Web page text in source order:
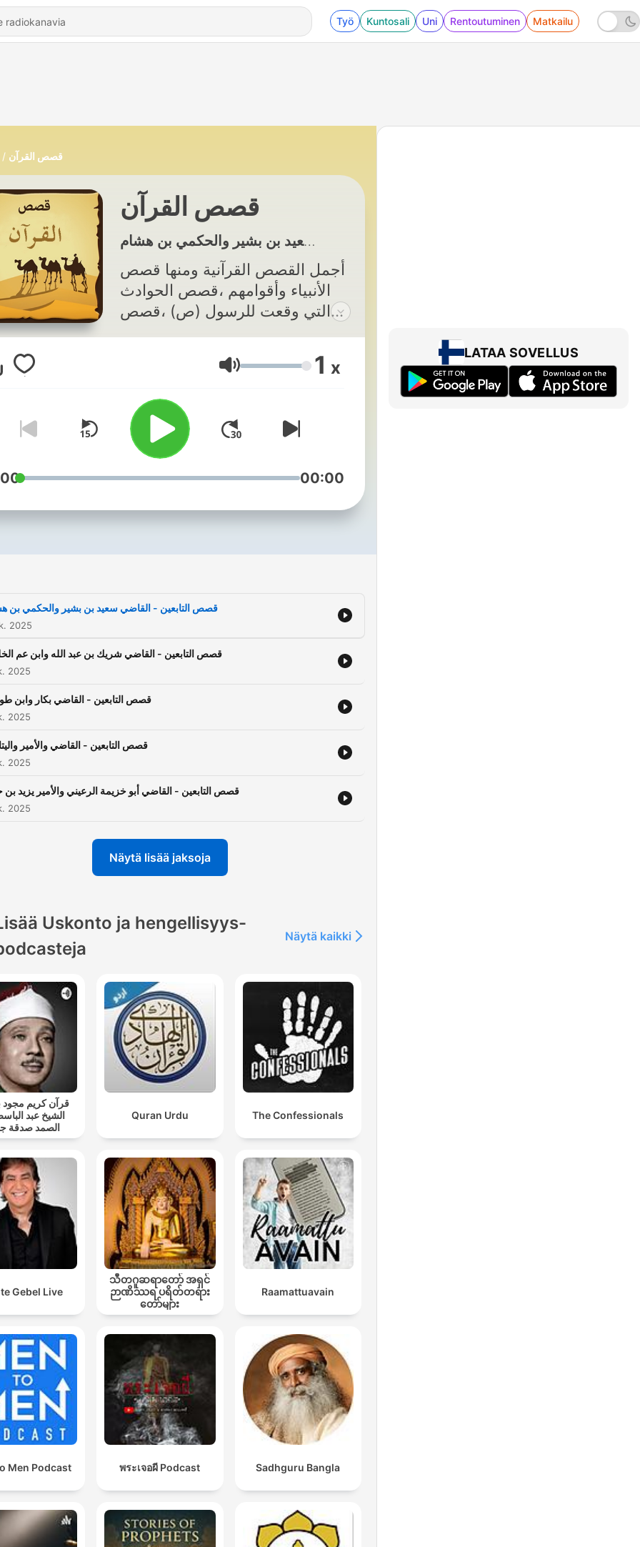
Työ Kuntosali Uni Rentoutuminen Matkailu
قصص القرآن
قصص القرآن
أجمل القصص القرآنية ومنها قصص
الأنبياء وأقوامهم ،قصص الحوادث
التي وقعت للرسول (ص) ،قصص
تليها قصص العديد من التابعين
وقفوها في مختلف العصور
اللهم اجعل لنا بها عظة وعبرة
Äänenvoimakkuus
1 x
00:00
قصص التابعين - القاضي سعيد بن بشير والحكمي بن
2025
قصص التابعين - القاضي شريك بن عبد الله وابن عم
2025
قصص التابعين - القاضي بكار وابن
2025
قصص التابعين - القاضي والأمير
2025
قصص التابعين - القاضي أبو خزيمة الرعيني والأمير يزيد بن
2025
Näytä lisää jaksoja
Uskonto ja hengellisyys-
Näytä kaikki
قرآن كريم
الشيخ عبد
الصمد صدقة
Quran Urdu The Confessionals
Gebel Live
သီတဂူဆရာတော် အရှင်
ဉာဏိဿရ ပရိတ်တရား
တော်များ
Raamattuavain
Men Podcast พระเจอผี Podcast Sadhguru Bangla
LATAA SOVELLUS